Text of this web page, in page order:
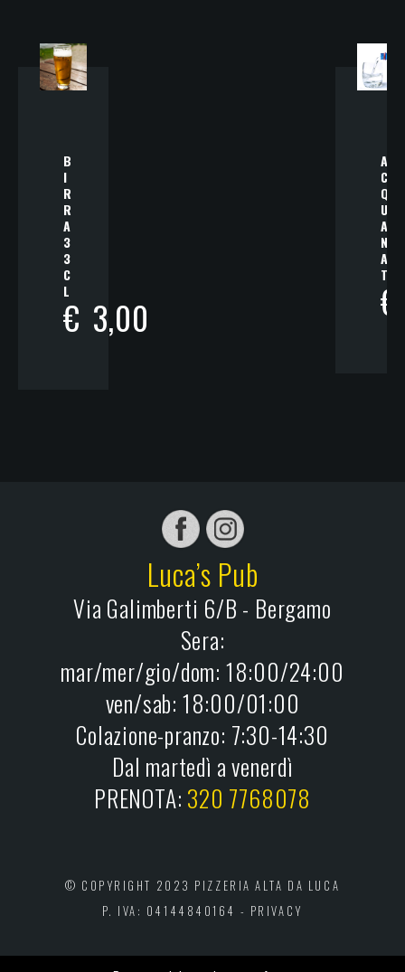
B
I
R
R
A
3
3
C
L
€ 3,00
A
C
Q
U
A
N
A
T
€
Luca’s Pub
Via Galimberti 6/B - Bergamo
Sera:
mar/mer/gio/dom: 18:00/24:00
ven/sab: 18:00/01:00
Colazione-pranzo: 7:30-14:30
Dal martedì a venerdì
PRENOTA: 320 7768078
© COPYRIGHT 2023 PIZZERIA ALTA DA LUCA
P. IVA: 04144840164 - PRIVACY